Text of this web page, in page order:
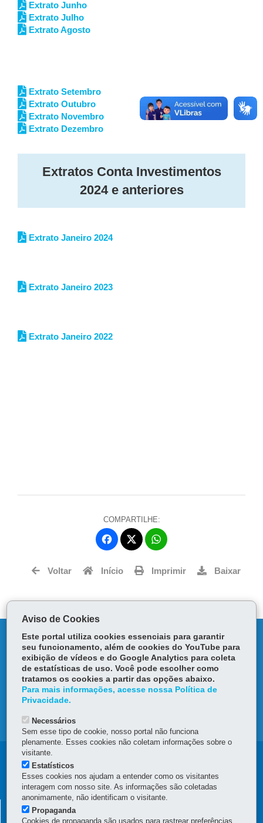
Extrato Junho
Extrato Julho
Extrato Agosto
Extrato Setembro
Extrato Outubro
Extrato Novembro
Extrato Dezembro
Extratos Conta Investimentos
2024 e anteriores
Extrato Janeiro 2024
Extrato Janeiro 2023
Extrato Janeiro 2022
COMPARTILHE:
Fa
ce
bo
itt
ts
Voltar Início Imprimir Baixar
MAPA DO SITE
DENUNCIE CORRUPÇÃO
OUVIDORIA
TRANSPARÊNCIA INSTITUCIONAL
Navegação
Principal
CGECONTROLADORIA GERAL DO ESTADO
Aviso de Cookies
Este portal utiliza cookies essenciais para garantir
seu funcionamento, além de cookies do YouTube para
exibição de vídeos e do Google Analytics para coleta
de estatísticas de uso. Você pode escolher como
tratamos os cookies a partir das opções abaixo.
Para mais informações, acesse nossa Política de
Privacidade.
Necessários
Sem esse tipo de cookie, nosso portal não funciona
plenamente. Esses cookies não coletam informações sobre o
visitante.
Estatísticos
Esses cookies nos ajudam a entender como os visitantes
interagem com nosso site. As informações são coletadas
anonimamente, não identificam o visitante.
Propaganda
Cookies de propaganda são usados para rastrear preferências